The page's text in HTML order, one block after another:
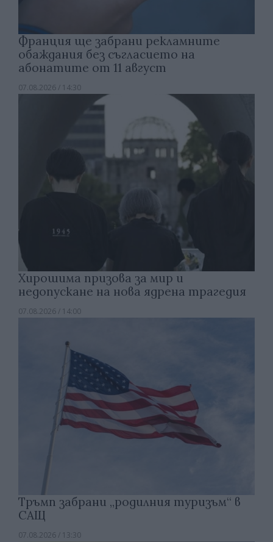
Франция ще забрани рекламните
обаждания без съгласието на
абонатите от 11 август
07.08.2026 / 14:30
Хирошима призова за мир и
недопускане на нова ядрена трагедия
07.08.2026 / 14:00
Тръмп забрани „родилния туризъм“ в
САЩ
07.08.2026 / 13:30